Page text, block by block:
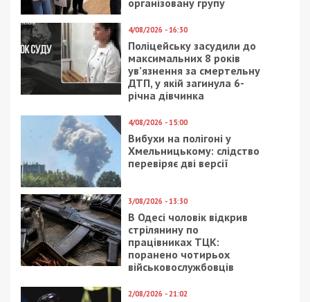
організовану групу
4/08/2026 - 16:30
Поліцейську засудили до
максимальних 8 років
ув’язнення за смертельну
ДТП, у якій загинула 6-
річна дівчинка
4/08/2026 - 15:00
Вибухи на полігоні у
Хмельницькому: слідство
перевіряє дві версії
3/08/2026 - 13:30
В Одесі чоловік відкрив
стрілянину по
працівниках ТЦК:
поранено чотирьох
військовослужбовців
2/08/2026 - 21:02